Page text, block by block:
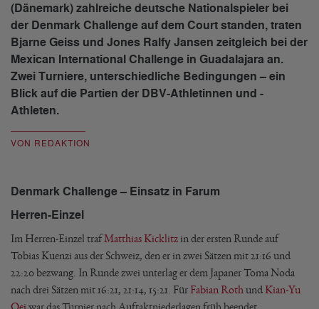
(Dänemark) zahlreiche deutsche Nationalspieler bei
der Denmark Challenge auf dem Court standen, traten
Bjarne Geiss und Jones Ralfy Jansen zeitgleich bei der
Mexican International Challenge in Guadalajara an.
Zwei Turniere, unterschiedliche Bedingungen – ein
Blick auf die Partien der DBV-Athletinnen und -
Athleten.
VON REDAKTION
Denmark Challenge – Einsatz in Farum
Herren-Einzel
Im Herren-Einzel trafMatthias Kicklitz in der ersten Runde auf
Tobias Kuenzi aus der Schweiz, den er in zwei Sätzen mit 21:16 und
22:20 bezwang. In Runde zwei unterlag er dem Japaner Toma Noda
nach drei Sätzen mit 16:21, 21:14, 15:21. Für Fabian Roth undKian-Yu
Oei war das Turnier nach Auftaktniederlagen früh beendet.